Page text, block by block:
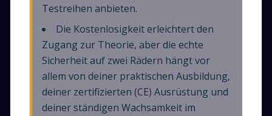
Testreihen anbieten.
Die Kostenlosigkeit erleichtert den
Zugang zur Theorie, aber die echte
Sicherheit auf zwei Rädern hängt vor
allem von deiner praktischen Ausbildung,
deiner zertifizierten (CE) Ausrüstung und
deiner ständigen Wachsamkeit im